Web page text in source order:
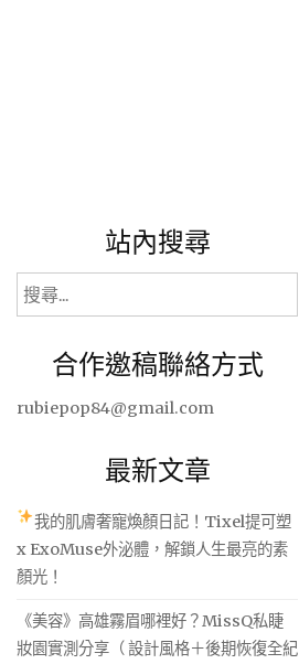
站內搜尋
搜
尋
合作邀稿聯絡方式
rubiepop84@gmail.com
最新文章
我的肌膚奢寵煥顏日記！Tixel提可塑
x ExoMuse外泌體，解鎖人生最亮的素
顏光！
《美容》高雄霧眉哪裡好？MissQ私睫
妝園實測分享（ 設計風格＋後期恢復全紀